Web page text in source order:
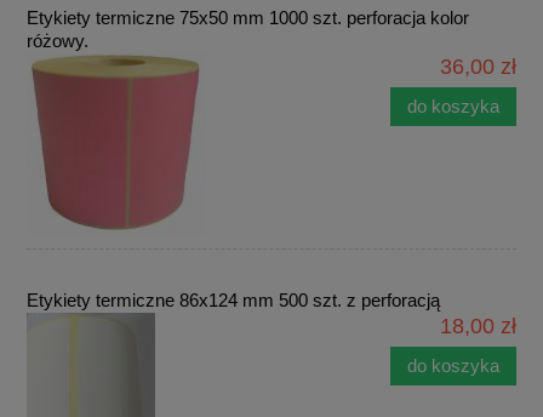
Etykiety termiczne 75x50 mm 1000 szt. perforacja kolor
różowy.
36,00 zł
do koszyka
Etykiety termiczne 86x124 mm 500 szt. z perforacją
18,00 zł
do koszyka